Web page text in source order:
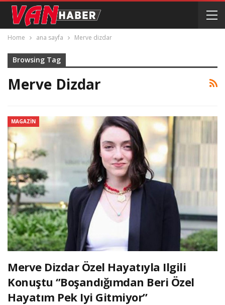
Home ana sayfa Merve dizdar
Browsing Tag
Merve Dizdar
MAGAZIN
Merve Dizdar Özel Hayatıyla Ilgili
Konuştu ‘’Boşandığımdan Beri Özel
Hayatım Pek Iyi Gitmiyor’’